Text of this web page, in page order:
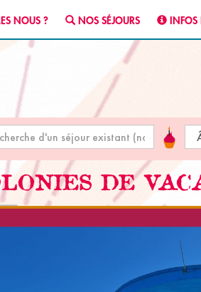
NOUS ? NOS SÉJOURS INFOS
DE